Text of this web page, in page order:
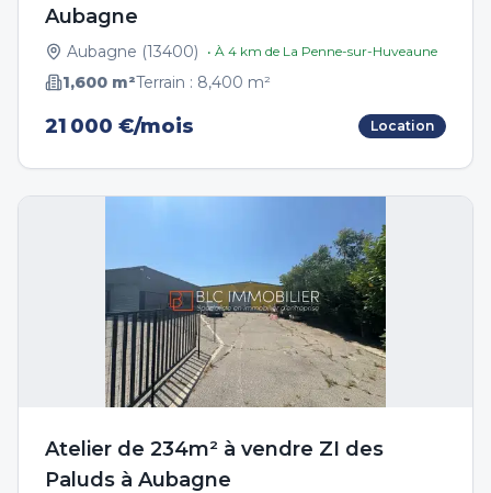
Aubagne
Aubagne (13400) • À 4 km de La Penne-sur-Huveaune
1,600 m²Terrain : 8,400 m²
21 000 €/mois Location
Atelier de 234m² à vendre ZI des
Paluds à Aubagne